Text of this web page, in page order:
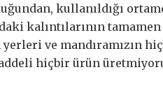
kullanıldığı
kalıntılarının
ve mandıramızın
hiçbir ürün